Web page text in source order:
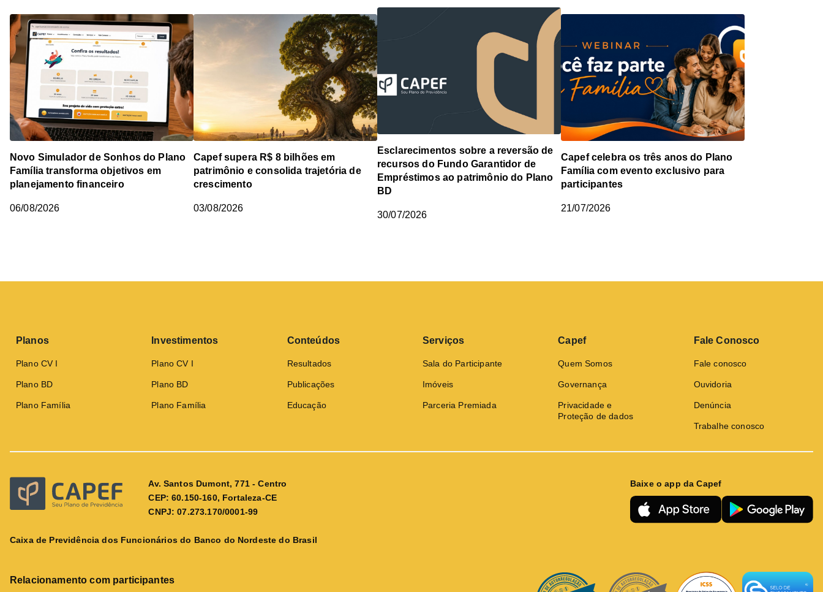
Novo Simulador de Sonhos do Plano
Família transforma objetivos em
planejamento financeiro
06/08/2026
Capef supera R$ 8 bilhões em
patrimônio e consolida trajetória de
crescimento
03/08/2026
Esclarecimentos sobre a reversão de
recursos do Fundo Garantidor de
Empréstimos ao patrimônio do Plano
BD
30/07/2026
Capef celebra os três anos do Plano
Família com evento exclusivo para
participantes
21/07/2026
Planos
Plano CV I
Plano BD
Plano Família
Investimentos
Plano CV I
Plano BD
Plano Família
Conteúdos
Resultados
Publicações
Educação
Serviços
Sala do Participante
Imóveis
Parceria Premiada
Capef
Quem Somos
Governança
Privacidade e
Proteção de dados
Fale Conosco
Fale conosco
Ouvidoria
Denúncia
Trabalhe conosco
Av. Santos Dumont, 771 - Centro
CEP: 60.150-160, Fortaleza-CE
CNPJ: 07.273.170/0001-99
Baixe o app da Capef
Caixa de Previdência dos Funcionários do Banco do Nordeste do Brasil
Relacionamento com participantes